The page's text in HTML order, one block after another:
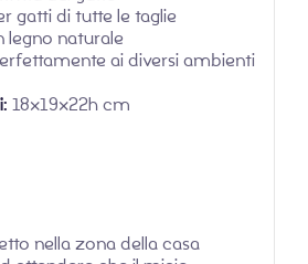
gatti di tutte le taglie
legno naturale
ai diversi ambienti
18x19x22h cm
nella zona della casa